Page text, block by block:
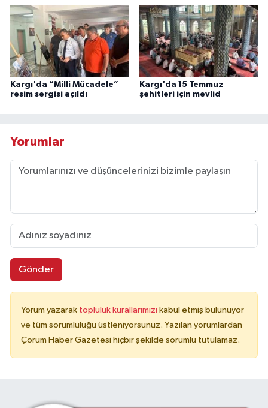
Kargı'da “Milli Mücadele”
resim sergisi açıldı
Kargı'da 15 Temmuz
şehitleri için mevlid
Yorumlar
Gönder
Yorum yazarak topluluk kurallarımızı kabul etmiş bulunuyor
ve tüm sorumluluğu üstleniyorsunuz. Yazılan yorumlardan
Çorum Haber Gazetesi hiçbir şekilde sorumlu tutulamaz.